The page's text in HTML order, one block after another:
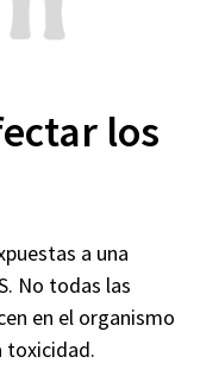
los
a una
No todas las
en el organismo
toxicidad.